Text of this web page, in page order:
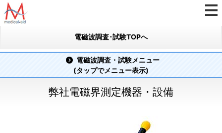
電磁波調査･試験TOPへ
電磁波調査・試験メニュー
(タップでメニュー表示)
弊社電磁界測定機器・設備